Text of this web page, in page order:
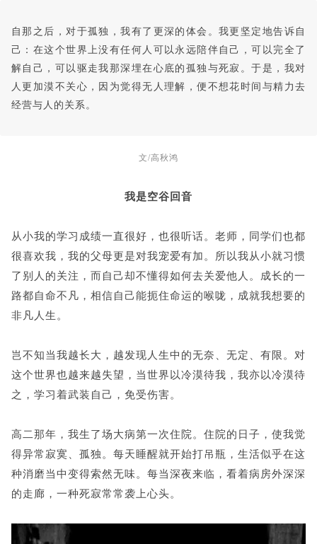
自那之后，对于孤独，我有了更深的体会。我更坚定地告诉自
己：在这个世界上没有任何人可以永远陪伴自己，可以完全了
解自己，可以驱走我那深埋在心底的孤独与死寂。于是，我对
人更加漠不关心，因为觉得无人理解，便不想花时间与精力去
经营与人的关系。
文/高秋鸿
我是空谷回音
从小我的学习成绩一直很好，也很听话。老师，同学们也都
很喜欢我，我的父母更是对我宠爱有加。所以我从小就习惯
了别人的关注，而自己却不懂得如何去关爱他人。成长的一
路都自命不凡，相信自己能扼住命运的喉咙，成就我想要的
非凡人生。
岂不知当我越长大，越发现人生中的无奈、无定、有限。对
这个世界也越来越失望，当世界以冷漠待我，我亦以冷漠待
之，学习着武装自己，免受伤害。
高二那年，我生了场大病第一次住院。住院的日子，使我觉
得异常寂寞、孤独。每天睡醒就开始打吊瓶，生活似乎在这
种消磨当中变得索然无味。每当深夜来临，看着病房外深深
的走廊，一种死寂常常袭上心头。